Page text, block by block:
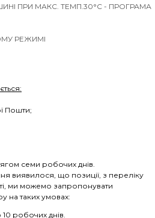
ПРИ МАКС. ТЕМП.30°C - ПРОГРАМА
РЕЖИМІ
Пошти;
семи робочих днів.
виявилося, що позиції, з переліку
ми можемо запропонувати
на таких умовах:
робочих днів.